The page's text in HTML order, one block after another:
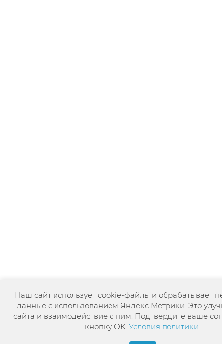
Наш сайт использует cookie-файлы и обрабатывает
данные с использованием Яндекс Метрики. Это
сайта и взаимодействие с ним. Подтвердите ваше
кнопку ОК. Условия политики.